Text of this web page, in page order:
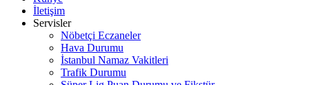
İletişim
Servisler
Nöbetçi Eczaneler
Hava Durumu
İstanbul Namaz Vakitleri
Trafik Durumu